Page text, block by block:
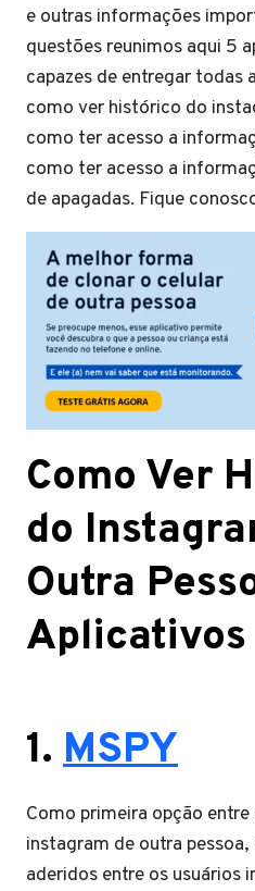
e outras informações
questões reunimos aqui 5
capazes de entregar todas
como ver histórico do
como ter acesso a
como ter acesso a
de apagadas. Fique
Como Ver
do
Outra
Aplicativos
1. MSPY
Como primeira opção
instagram de outra
aderidos entre os usuários